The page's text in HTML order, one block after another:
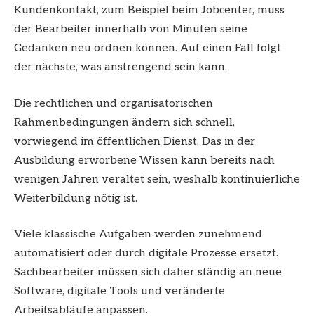
Kundenkontakt, zum Beispiel beim Jobcenter, muss
der Bearbeiter innerhalb von Minuten seine
Gedanken neu ordnen können. Auf einen Fall folgt
der nächste, was anstrengend sein kann.
Die rechtlichen und organisatorischen
Rahmenbedingungen ändern sich schnell,
vorwiegend im öffentlichen Dienst. Das in der
Ausbildung erworbene Wissen kann bereits nach
wenigen Jahren veraltet sein, weshalb kontinuierliche
Weiterbildung nötig ist.
Viele klassische Aufgaben werden zunehmend
automatisiert oder durch digitale Prozesse ersetzt.
Sachbearbeiter müssen sich daher ständig an neue
Software, digitale Tools und veränderte
Arbeitsabläufe anpassen.